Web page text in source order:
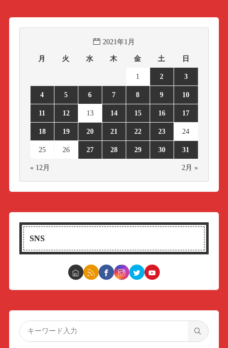
2021年1月
月 火 水 木 金 土 日
1 2 3
4 5 6 7 8 9 10
11 12 13 14 15 16 17
18 19 20 21 22 23 24
25 26 27 28 29 30 31
« 12月 2月 »
SNS